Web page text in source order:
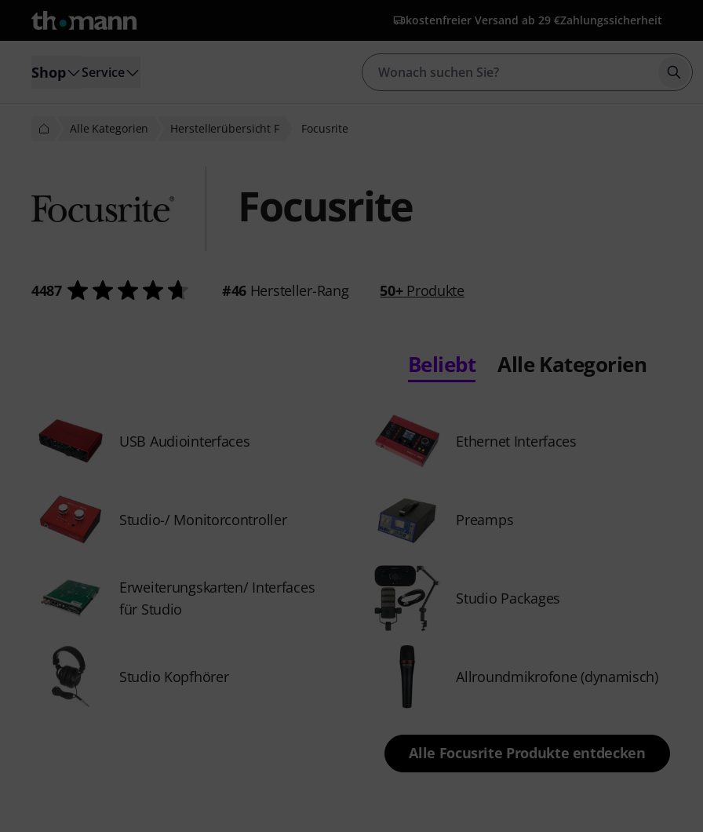
kostenfreier Versand ab 29 €Zahlungssicherheit
Shop Service
Alle Kategorien Herstellerübersicht F Focusrite
Focusrite
4487 #46Hersteller-Rang 50+Produkte
Beliebt Alle Kategorien
USB Audiointerfaces Ethernet Interfaces
Studio-/ Monitorcontroller Preamps
Erweiterungskarten/ Interfaces
für Studio
Studio Packages
Studio Kopfhörer Allroundmikrofone (dynamisch)
Alle Focusrite Produkte entdecken